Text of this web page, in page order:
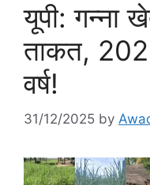
यूपी: गन्ना
ताकत,
वर्ष!
31/12/2025 by